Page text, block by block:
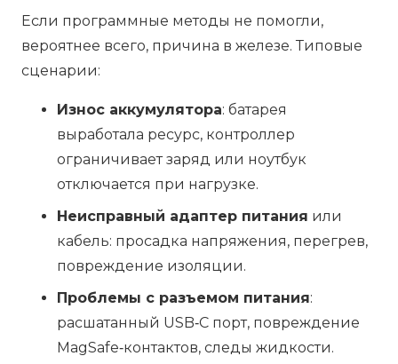
Если программные методы не помогли,
вероятнее всего, причина в железе. Типовые
сценарии:
Износ аккумулятора: батарея
выработала ресурс, контроллер
ограничивает заряд или ноутбук
отключается при нагрузке.
Неисправный адаптер питания или
кабель: просадка напряжения, перегрев,
повреждение изоляции.
Проблемы с разъемом питания:
расшатанный USB‑C порт, повреждение
MagSafe‑контактов, следы жидкости.